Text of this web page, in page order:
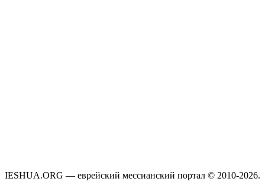
IESHUA.ORG — еврейский мессианский портал © 2010-2026.